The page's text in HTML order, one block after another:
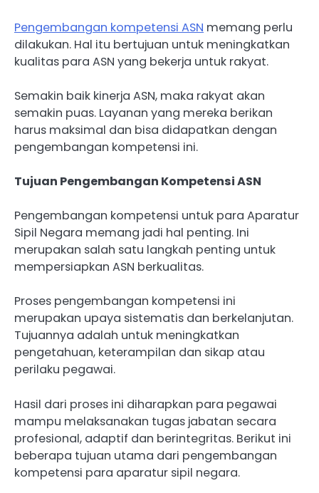
Pengembangan kompetensi ASN memang perlu
dilakukan. Hal itu bertujuan untuk meningkatkan
kualitas para ASN yang bekerja untuk rakyat.
Semakin baik kinerja ASN, maka rakyat akan
semakin puas. Layanan yang mereka berikan
harus maksimal dan bisa didapatkan dengan
pengembangan kompetensi ini.
Tujuan Pengembangan Kompetensi ASN
Pengembangan kompetensi untuk para Aparatur
Sipil Negara memang jadi hal penting. Ini
merupakan salah satu langkah penting untuk
mempersiapkan ASN berkualitas.
Proses pengembangan kompetensi ini
merupakan upaya sistematis dan berkelanjutan.
Tujuannya adalah untuk meningkatkan
pengetahuan, keterampilan dan sikap atau
perilaku pegawai.
Hasil dari proses ini diharapkan para pegawai
mampu melaksanakan tugas jabatan secara
profesional, adaptif dan berintegritas. Berikut ini
beberapa tujuan utama dari pengembangan
kompetensi para aparatur sipil negara.